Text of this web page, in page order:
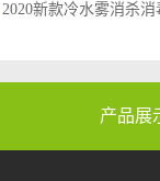
2020新款冷水雾消杀
产品展